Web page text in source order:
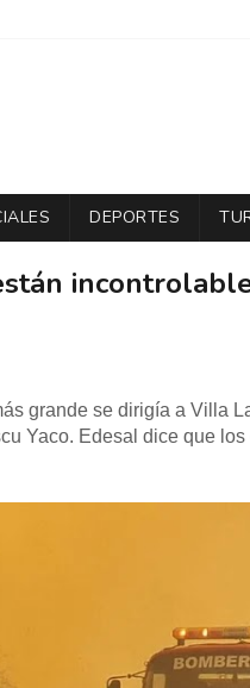
DEPORTES
grande se dirigía a Villa
Yaco. Edesal dice que